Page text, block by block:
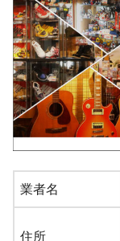
業者名
住所